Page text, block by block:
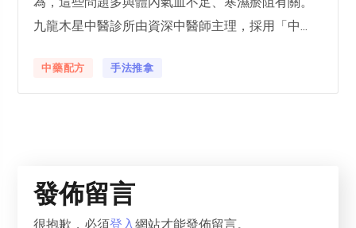
九龍木星中醫診所由資深中醫師主理，採用「中...
中藥配方 手法推拿
發佈留言